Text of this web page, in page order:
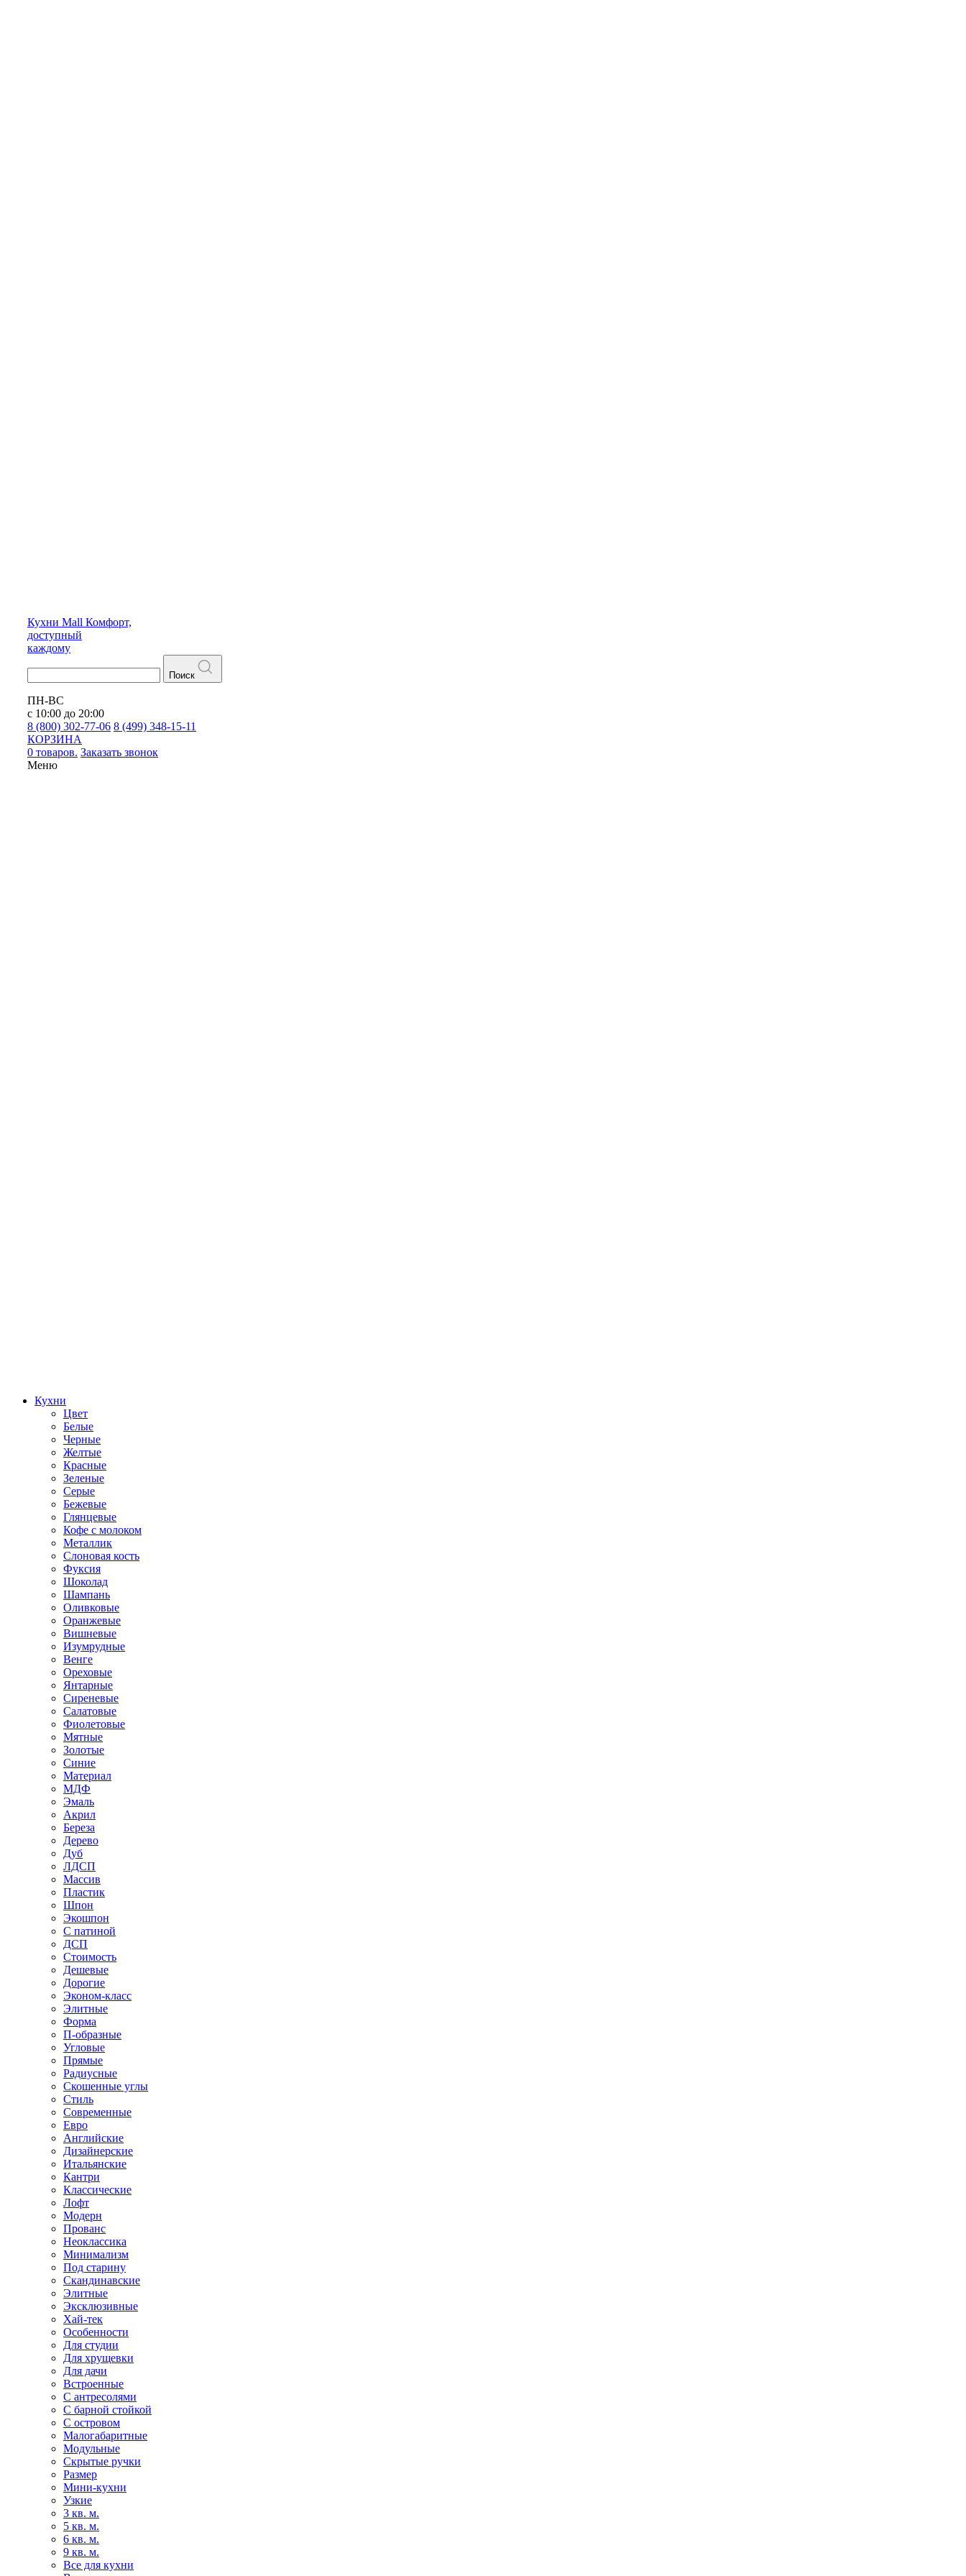
Кухни Mall Комфорт,
доступный
каждому
Поиск
ПН-ВС
с 10:00 до 20:00
8 (800) 302-77-06 8 (499) 348-15-11
КОРЗИНА
0 товаров. Заказать звонок
Меню
Кухни
Цвет
Белые
Черные
Желтые
Красные
Зеленые
Серые
Бежевые
Глянцевые
Кофе с молоком
Металлик
Слоновая кость
Фуксия
Шоколад
Шампань
Оливковые
Оранжевые
Вишневые
Изумрудные
Венге
Ореховые
Янтарные
Сиреневые
Салатовые
Фиолетовые
Мятные
Золотые
Синие
Материал
МДФ
Эмаль
Акрил
Береза
Дерево
Дуб
ЛДСП
Массив
Пластик
Шпон
Экошпон
С патиной
ДСП
Стоимость
Дешевые
Дорогие
Эконом-класс
Элитные
Форма
П-образные
Угловые
Прямые
Радиусные
Скошенные углы
Стиль
Современные
Евро
Английские
Дизайнерские
Итальянские
Кантри
Классические
Лофт
Модерн
Прованс
Неоклассика
Минимализм
Под старину
Скандинавские
Элитные
Эксклюзивные
Хай-тек
Особенности
Для студии
Для хрущевки
Для дачи
Встроенные
С антресолями
С барной стойкой
С островом
Малогабаритные
Модульные
Скрытые ручки
Размер
Мини-кухни
Узкие
3 кв. м.
5 кв. м.
6 кв. м.
9 кв. м.
Все для кухни